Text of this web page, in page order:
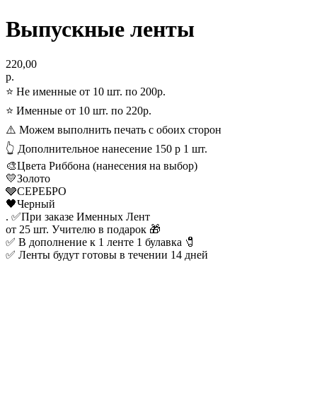
Выпускные ленты
220,00
р.
⭐ ️Не именные от 10 шт. по 200p.
⭐️ Именные от 10 шт. по 220р.
⚠️ Можем выполнить печать с обоих сторон
👆 Дополнительное нанесение 150 р 1 шт.
🎨Цвета Риббона (нанесения на выбор)
💛Золото
🩶СЕРЕБРО
🖤Черный
. ✅При заказе Именных Лент
от 25 шт. Учителю в подарок 🎁
✅ В дополнение к 1 ленте 1 булавка 🧷
✅ Ленты будут готовы в течении 14 дней